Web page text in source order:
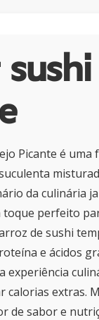
Picante é
da culinária
perfeito
de sushi
e ácidos
experiência
calorias extras.
de sabor e